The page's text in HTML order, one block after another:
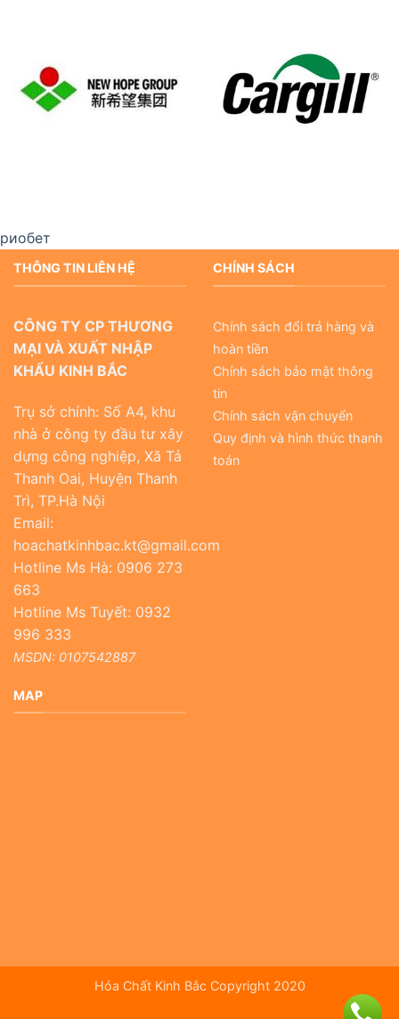
риобет
THÔNG TIN LIÊN HỆ
CÔNG TY CP THƯƠNG
MẠI VÀ XUẤT NHẬP
KHẨU KINH BẮC
Trụ sở chính: Số A4, khu
nhà ở công ty đầu tư xây
dựng công nghiệp, Xã Tả
Thanh Oai, Huyện Thanh
Trì, TP.Hà Nội
Email:
hoachatkinhbac.kt@gmail.com
Hotline Ms Hà: 0906 273
663
Hotline Ms Tuyết: 0932
996 333
MSDN: 0107542887
CHÍNH SÁCH
Chính sách đổi trả hàng và
hoàn tiền
Chính sách bảo mật thông
tin
Chính sách vận chuyển
Quy định và hình thức thanh
toán
MAP
Hóa Chất Kinh Bắc Copyright 2020